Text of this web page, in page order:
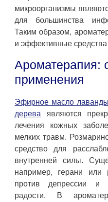
микроорганизмы
для большинства
Таким образом,
и эффективные
Ароматерапия:
применения
Эфирное масло лаванды
дерева являются
лечения кожных
мелких травм.
средство для
внутренней силы.
например, герани или
против депрессии и
радости. В